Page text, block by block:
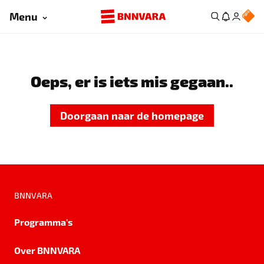
Menu
Oeps, er is iets mis gegaan..
Doorgaan naar de homepage
BNNVARA
Programma's
Over BNNVARA